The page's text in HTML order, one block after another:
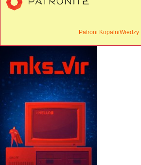
Patroni KopalniWiedzy